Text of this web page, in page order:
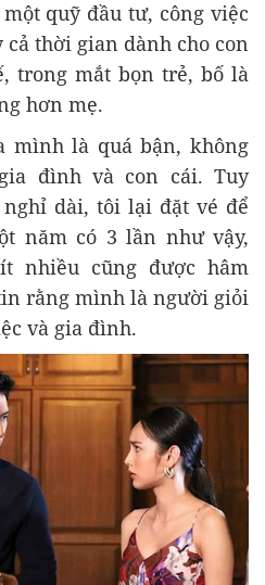
quỹ đầu tư, công việc
thời gian dành cho con
trong mắt bọn trẻ, bố là
hơn mẹ.
mình là quá bận, không
đình và con cái. Tuy
dài, tôi lại đặt vé để
năm có 3 lần như vậy,
nhiều cũng được hâm
rằng mình là người giỏi
và gia đình.